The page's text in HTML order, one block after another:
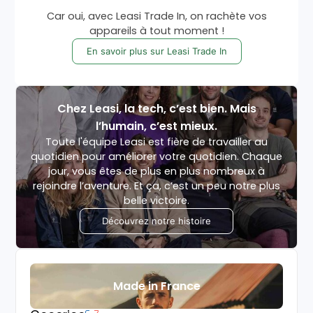
Car oui, avec Leasi Trade In, on rachète vos
appareils à tout moment !
En savoir plus sur Leasi Trade In
Chez Leasi, la tech, c’est bien. Mais
l’humain, c’est mieux.
Toute l'équipe Leasi est fière de travailler au
quotidien pour améliorer votre quotidien. Chaque
jour, vous êtes de plus en plus nombreux à
rejoindre l’aventure. Et ça, c’est un peu notre plus
belle victoire.
Découvrez notre histoire
Made in France